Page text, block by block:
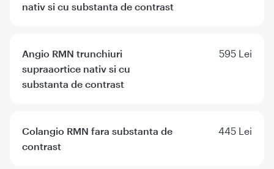
nativ si cu substanta de contrast
Angio RMN trunchiuri
supraaortice nativ si cu
substanta de contrast
595 Lei
Colangio RMN fara substanta de
contrast
445 Lei